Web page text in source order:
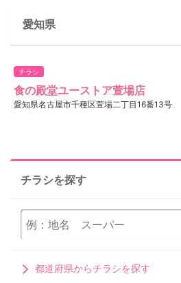
愛知県
チラシ
食の殿堂ユーストア萱場店
愛知県名古屋市千種区萱場二丁目16番13号
チラシを探す
都道府県からチラシを探す